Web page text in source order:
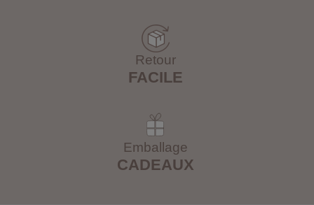
Retour
FACILE
Emballage
CADEAUX